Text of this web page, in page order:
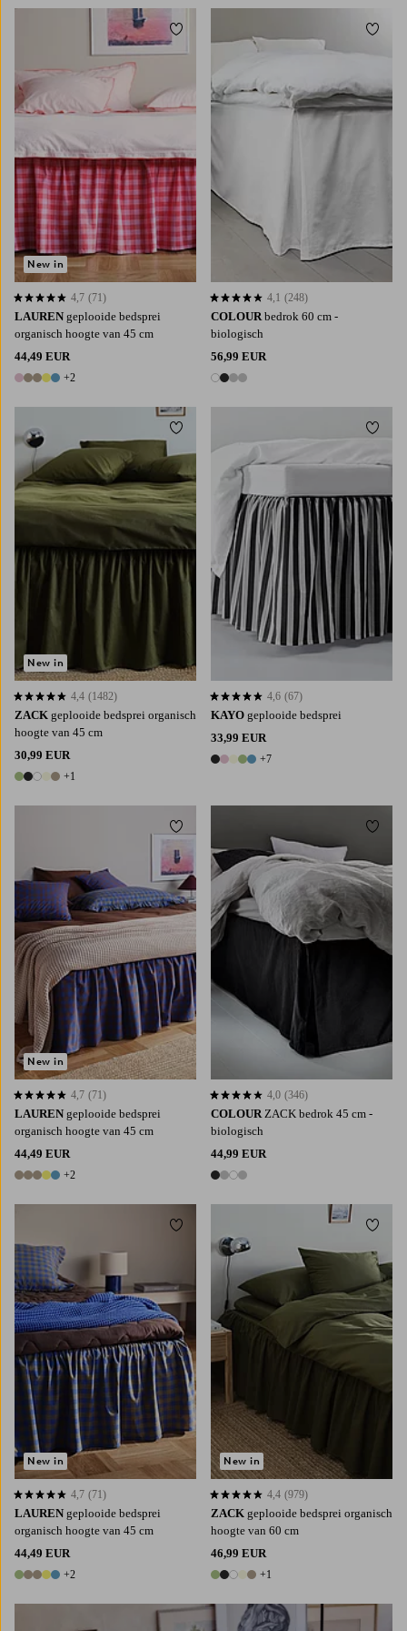
LAUREN geplooide bedsprei
organisch hoogte van 45 cm
44,49 EUR
7 kleuren
+2
4,7 op basis van 71 beoordelingen
4,7 (71)
New in
Toevoegen aan favorieten
140X200160X200
180X200
COLOUR bedrok 60 cm -
biologisch
56,99 EUR
4 kleuren
4,1 op basis van 248 beoordelingen
4,1 (248)
ZACK geplooide bedsprei organisch
hoogte van 45 cm
30,99 EUR
6 kleuren
+1
4,4 op basis van 1482 beoordelingen
4,4 (1482)
New in
Toevoegen aan favorieten
90X200 120X200140X200160X200
180X200
KAYO geplooide bedsprei
33,99 EUR
12 kleuren
+7
4,6 op basis van 67 beoordelingen
4,6 (67)
90X200120X200 140X200160X200
180X200
LAUREN geplooide bedsprei
organisch hoogte van 45 cm
44,49 EUR
7 kleuren
+2
4,7 op basis van 71 beoordelingen
4,7 (71)
New in
Toevoegen aan favorieten
90X200
160X200
180X200
COLOUR ZACK bedrok 45 cm -
biologisch
44,99 EUR
4 kleuren
4,0 op basis van 346 beoordelingen
4,0 (346)
90X200120X200160X200 180X200
LAUREN geplooide bedsprei
organisch hoogte van 45 cm
44,49 EUR
7 kleuren
+2
4,7 op basis van 71 beoordelingen
4,7 (71)
New in
Toevoegen aan favorieten
90X200120X200
180X200
ZACK geplooide bedsprei organisch
hoogte van 60 cm
46,99 EUR
6 kleuren
+1
4,4 op basis van 979 beoordelingen
4,4 (979)
New in
90X200 140X200
180X200